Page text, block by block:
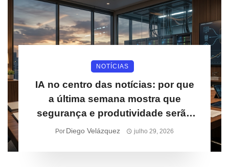
NOTÍCIAS
IA no centro das notícias: por que
a última semana mostra que
segurança e produtividade serão
prioridades para empresas
Por Diego Velázquez julho 29, 2026